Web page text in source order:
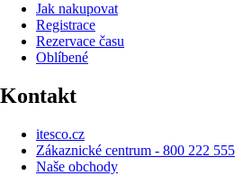
Jak nakupovat
Registrace
Rezervace času
Oblíbené
Kontakt
itesco.cz
Zákaznické centrum - 800 222 555
Naše obchody